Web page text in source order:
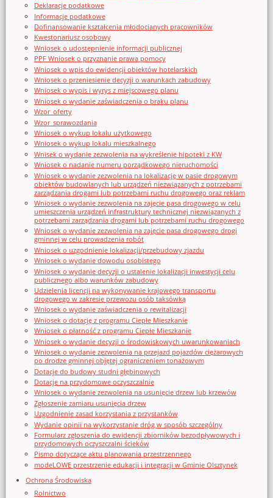
Deklaracje podatkowe
Informacje podatkowe
Dofinansowanie kształcenia młodocianych pracowników
Kwestonariusz osobowy
Wniosek o udostępnienie informacji publicznej
PPF Wniosek o przyznanie prawa pomocy
Wniosek o wpis do ewidencji obiektów hotelarskich
Wniosek o przeniesienie decyzji o warunkach zabudowy
Wniosek o wypis i wyrys z miejscowego planu
Wniosek o wydanie zaświadczenia o braku planu
Wzor_oferty
Wzor_sprawozdania
Wniosek o wykup lokalu użytkowego
Wniosek o wykup lokalu mieszkalnego
Wnisek o wydanie zezwolenia na wykreślenie hipoteki z KW
Wniosek o nadanie numeru porządkowego nieruchomości
Wniosek o wydanie zezwolenia na lokalizację w pasie drogowym
obiektów budowlanych lub urządzeń niezwiązanych z potrzebami
zarządzania drogami lub potrzebami ruchu drogowego oraz reklam
Wniosek o wydanie zezwolenia na zajęcie pasa drogowego w celu
umieszczenia urządzeń infrastruktury technicznej niezwiązanych z
potrzebami zarządzania drogami lub potrzebami ruchu drogowego
Wniosek o wydanie zezwolenia na zajęcie pasa drogowego drogi
gminnej w celu prowadzenia robót
Wniosek o uzgodnienie lokalizacji/przebudowy zjazdu
Wniosek o wydanie dowodu osobistego
Wniosek o wydanie decyzji o ustalenie lokalizacji inwestycji celu
publicznego albo warunków zabudowy
Udzielenia licencji na wykonywanie krajowego transportu
drogowego w zakresie przewozu osób taksówką
Wniosek o wydanie zaświadczenia o rewitalizacji
Wniosek o dotację z programu Ciepłe Mieszkanie
Wniosek o płatność z programu Ciepłe Mieszkanie
Wniosek o wydanie decyzji o środowiskowych uwarunkowaniach
Wniosek o wydanie zezwolenia na przejazd pojazdów ciężarowych
po drodze gminnej objętej ograniczeniem tonażowym
Dotacje do budowy studni głębinowych
Dotacje na przydomowe oczyszczalnie
Wniosek o wydanie zezwolenia na usunięcie drzew lub krzewów
Zgłoszenie zamiaru usunięcia drzew
Uzgodnienie zasad korzystania z przystanków
Wydanie opinii na wykorzystanie dróg w sposób szczególny
Formularz zgłoszenia do ewidencji zbiorników bezodpływowych i
przydomowych oczyszczalni ścieków
Pismo dotyczące aktu planowania przestrzennego
modeLOWE przestrzenie edukacji i integracji w Gminie Olsztynek
Ochrona Środowiska
Rolnictwo